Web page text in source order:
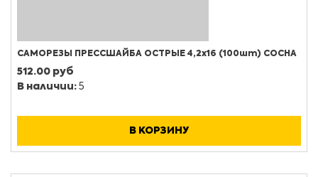
САМОРЕЗЫ ПРЕССШАЙБА ОСТРЫЕ 4,2х16 (100шт) СОСНА
512.00 руб
В наличии: 5
В КОРЗИНУ